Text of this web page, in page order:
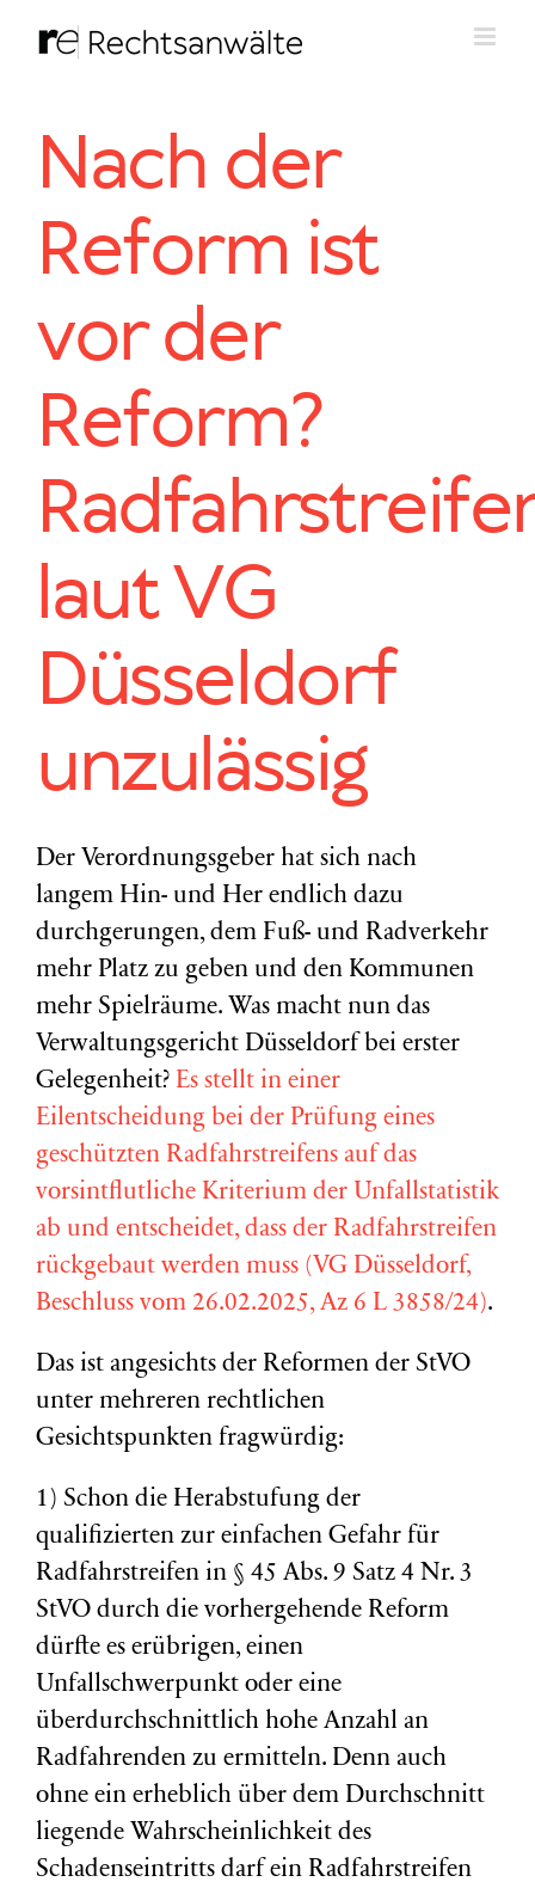
Inhalt
Nach der
Reform ist
vor der
Reform?
laut VG
Düsseldorf
unzulässig
Der Verordnungsgeber hat sich nach
langem Hin- und Her endlich dazu
durchgerungen, dem Fuß- und Radverkehr
mehr Platz zu geben und den Kommunen
mehr Spielräume. Was macht nun das
Verwaltungsgericht Düsseldorf bei erster
Gelegenheit? Es stellt in einer
Eilentscheidung bei der Prüfung eines
geschützten Radfahrstreifens auf das
vorsintflutliche Kriterium der Unfallstatistik
ab und entscheidet, dass der Radfahrstreifen
rückgebaut werden muss (VG Düsseldorf,
Beschluss vom 26.02.2025, Az 6 L 3858/24).
Das ist angesichts der Reformen der StVO
unter mehreren rechtlichen
Gesichtspunkten fragwürdig:
1) Schon die Herabstufung der
qualifizierten zur einfachen Gefahr für
Radfahrstreifen in § 45 Abs. 9 Satz 4 Nr. 3
StVO durch die vorhergehende Reform
dürfte es erübrigen, einen
Unfallschwerpunkt oder eine
überdurchschnittlich hohe Anzahl an
Radfahrenden zu ermitteln. Denn auch
ohne ein erheblich über dem Durchschnitt
liegende Wahrscheinlichkeit des
Schadenseintritts darf ein Radfahrstreifen